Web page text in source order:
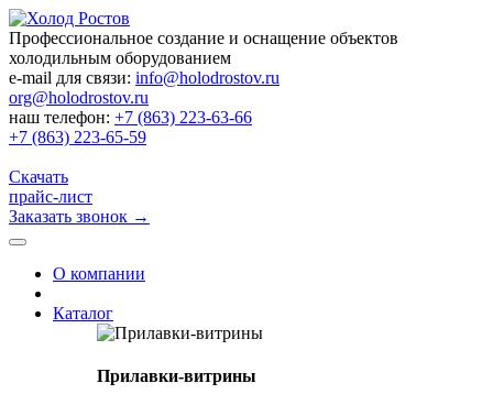
Профессиональное создание и оснащение объектов
холодильным оборудованием
e-mail для связи: info@holodrostov.ru
org@holodrostov.ru
наш телефон: +7 (863) 223-63-66
+7 (863) 223-65-59
Скачать
прайс-лист
Заказать звонок →
О компании
Каталог
Прилавки-витрины